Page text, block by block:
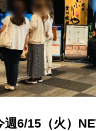
週6/15（火）